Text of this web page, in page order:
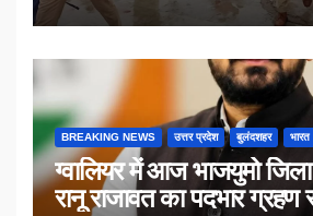
BREAKING NEWS उत्तर प्रदेश बुलंदशहर भारत
ग्वालियर में आज भाजयुमो
रानू राजावत का पदभार ग्रहण